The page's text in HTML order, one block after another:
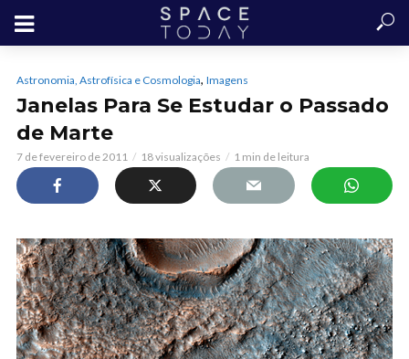
Astronomia, Astrofísica e Cosmologia, Imagens
Janelas Para Se Estudar o Passado
de Marte
7 de fevereiro de 2011 18 visualizações 1 min de leitura